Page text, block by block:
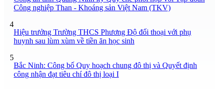
Công nghiệp Than - Khoáng sản Việt Nam (TKV)
4
Hiệu trưởng Trường THCS Phương Độ đối thoại với phụ
huynh sau lùm xùm về tiền ăn học sinh
5
Bắc Ninh: Công bố Quy hoạch chung đô thị và Quyết định
công nhận đạt tiêu chí đô thị loại I